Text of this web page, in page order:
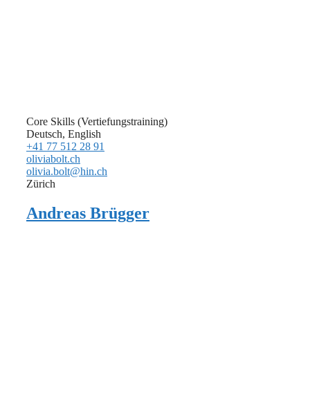
Core Skills (Vertiefungstraining)
Deutsch, English
+41 77 512 28 91
oliviabolt.ch
olivia.bolt@hin.ch
Zürich
Andreas Brügger